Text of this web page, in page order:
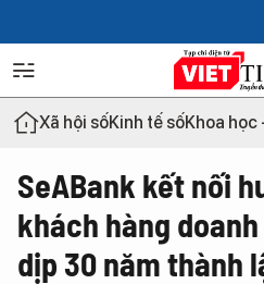
Xã hội sốKinh tế sốKhoa học
SeABank kết nối
khách hàng
dịp 30 năm thành